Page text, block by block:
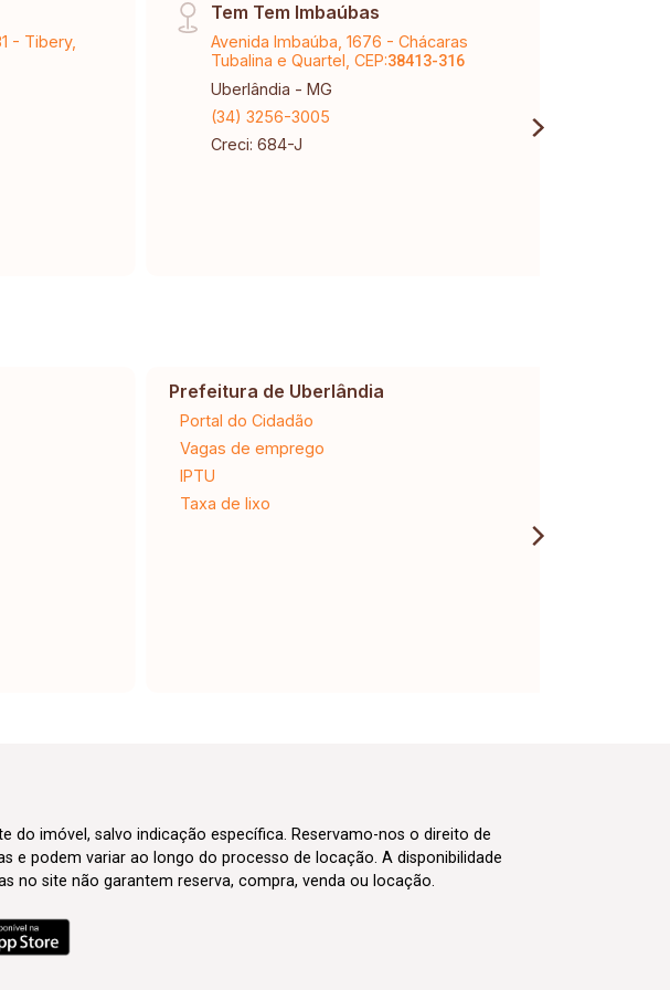
- Tibery,
Tem Tem Imbaúbas
Avenida Imbaúba, 1676 - Chácaras
Tubalina e Quartel, CEP:38413-316
Uberlândia - MG
(34) 3256-3005
Creci: 684-J
Prefeitura de Uberlândia
Portal do Cidadão
Vagas de emprego
IPTU
Taxa de lixo
imóvel, salvo indicação específica. Reservamo-nos o direito de
e podem variar ao longo do processo de locação. A disponibilidade
no site não garantem reserva, compra, venda ou locação.